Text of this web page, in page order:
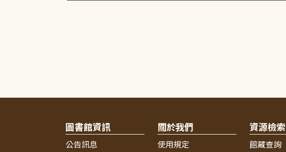
圖書館資訊
公告訊息
關於我們
使用規定
資源檢索
館藏查詢